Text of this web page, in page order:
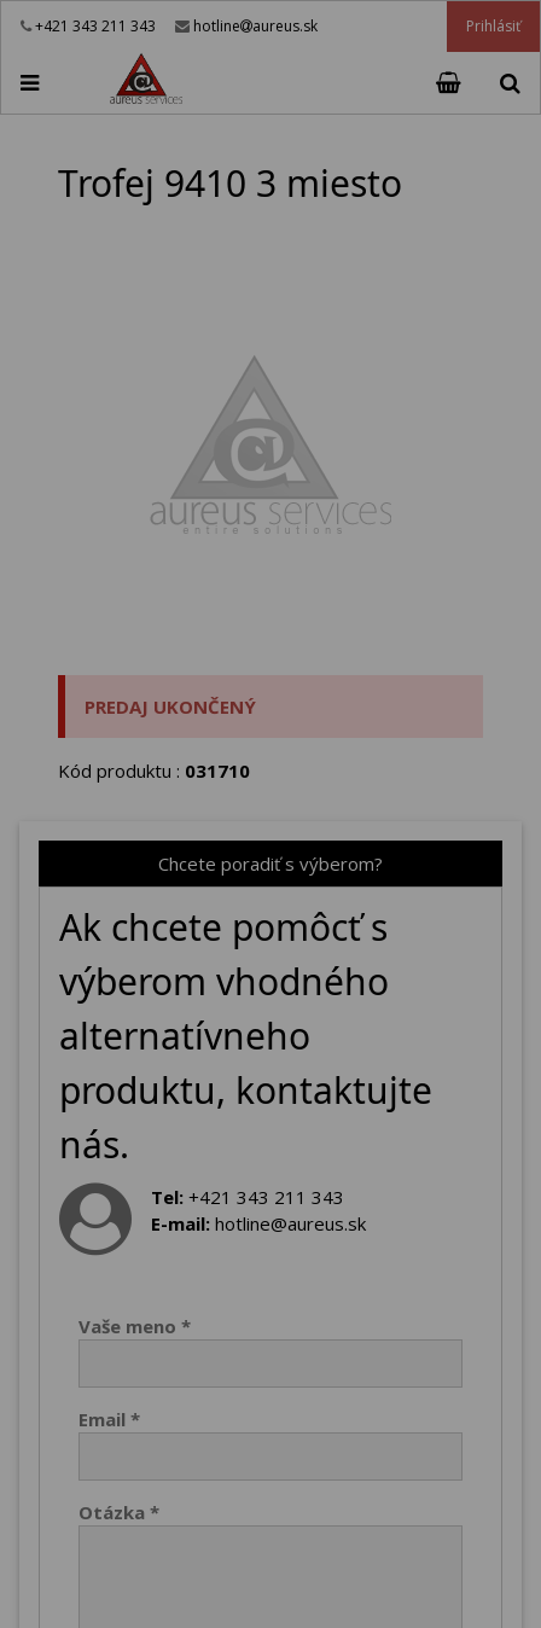
+421 343 211 343 hotline aureus.sk Prihlásiť
Trofej 9410 3 miesto
PREDAJ UKONČENÝ
Kód produktu : 031710
Chcete poradiť s výberom?
Ak chcete pomôcť s
výberom vhodného
alternatívneho
produktu, kontaktujte
nás.
Tel: +421 343 211 343
E-mail: hotline@aureus.sk
Vaše meno *
Email *
Otázka *